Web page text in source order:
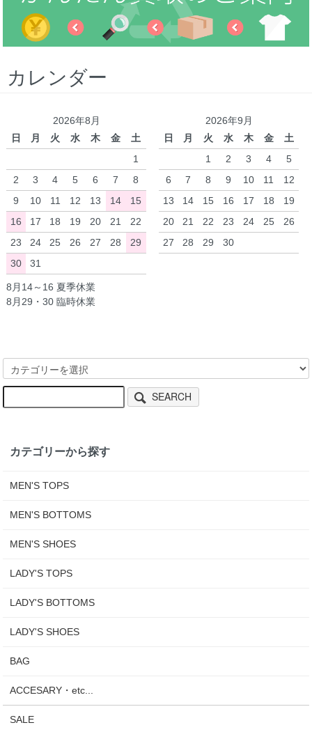
カレンダー
2026年8月
日
月 火 水 木 金
土
1
2
3 4 5 6 7
8
9
10 11 12 13 14
15
16
17 18 19 20 21
22
23
24 25 26 27 28
29
30
31
2026年9月
日
月 火 水 木 金
土
1
2 3 4
5
6
7 8 9 10 11
12
13
14 15 16 17 18
19
20
21 22 23 24 25
26
27
28 29 30
8月14～16 夏季休業
8月29・30 臨時休業
SEARCH
カテゴリーから探す
MEN'S TOPS
MEN'S BOTTOMS
MEN'S SHOES
LADY'S TOPS
LADY'S BOTTOMS
LADY'S SHOES
BAG
ACCESARY・etc...
SALE